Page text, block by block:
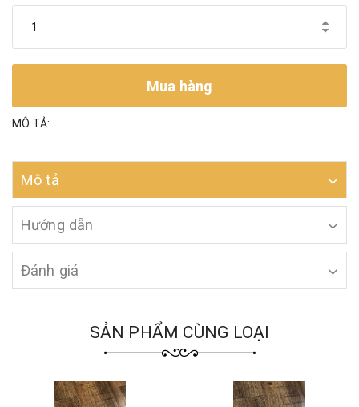
Mua hàng
MÔ TẢ:
Mô tả
Hướng dẫn
Đánh giá
SẢN PHẨM CÙNG LOẠI